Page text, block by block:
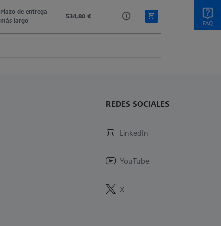
Si. Nitride Tung. Carb.
Plazo de entrega
más largo
534,80 €
REDES SOCIALES
LinkedIn
YouTube
X